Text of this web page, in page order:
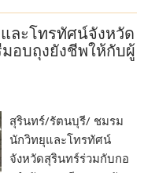
ละโทรทัศน์จังหวัด
อบถุงยังชีพให้กับผู้
สุรินทร์/รัตนบุรี/ ชมรม
นักวิทยุและโทรทัศน์
จังหวัดสุรินทร์ร่วมกับกอ